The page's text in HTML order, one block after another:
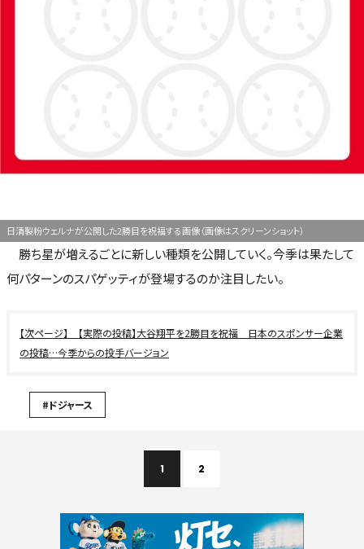
日清製粉ウェルナが公開した2勝目を祝福する画像（画像はスクリーンショット）
勝ち星が増えるごとに新しい種類を公開していく。今季は果たして
何パターンのスパゲッティが登場するのか注目したい。
【実際の投稿】大谷翔平を2勝目を祝福 日本のスポンサー企業
の投稿…今季からの投手バージョン
#ドジャース
1 2